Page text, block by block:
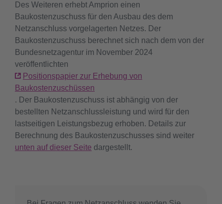
Des Weiteren erhebt Amprion einen
Baukostenzuschuss für den Ausbau des dem
Netzanschluss vorgelagerten Netzes. Der
Baukostenzuschuss berechnet sich nach dem von der
Bundesnetzagentur im November 2024
veröffentlichten
Positionspapier zur Erhebung von
Baukostenzuschüssen
. Der Baukostenzuschuss ist abhängig von der
bestellten Netzanschlussleistung und wird für den
lastseitigen Leistungsbezug erhoben. Details zur
Berechnung des Baukostenzuschusses sind weiter
unten auf dieser Seite dargestellt.